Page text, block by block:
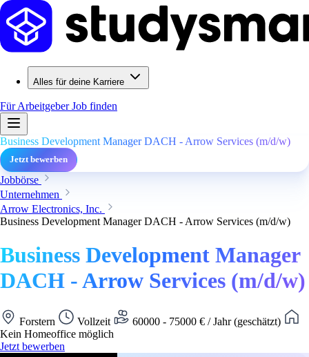
Alles für deine Karriere
Für ArbeitgeberJob finden
Business Development Manager DACH - Arrow Services (m/d/w)
Jetzt bewerben
Jobbörse
Unternehmen
Arrow Electronics, Inc.
Business Development Manager DACH - Arrow Services (m/d/w)
Business Development Manager
DACH - Arrow Services (m/d/w)
Forstern Vollzeit
60000 - 75000 € / Jahr (geschätzt)
Kein Homeoffice möglich
Jetzt bewerben